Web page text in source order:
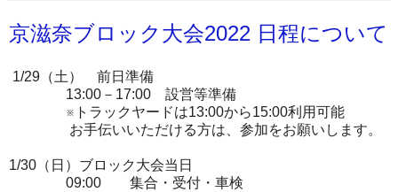
京滋奈ブロック大会2022 日程について
1/29（土） 前日準備
13:00－17:00 設営等準備
※トラックヤードは13:00から15:00利用可能
お手伝いいただける方は、参加をお願いします。
1/30（日）ブロック大会当日
09:00 集合・受付・車検